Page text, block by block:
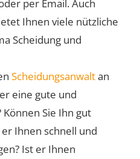
per Email. Auch
Ihnen viele nützliche
Scheidung und
Scheidungsanwaltan
eine gute und
Sie Ihn gut
Ihnen schnell und
Ist er Ihnen